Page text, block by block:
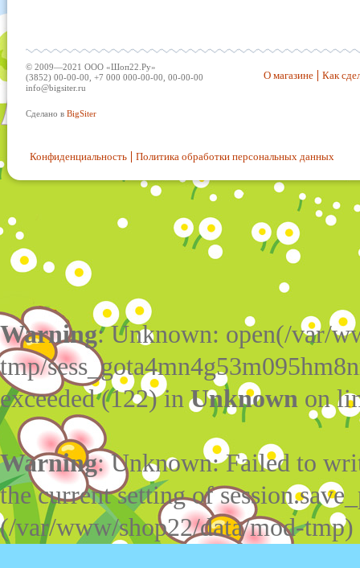
© 2009—2021 ООО «Шоп22.Ру»
(3852) 00-00-00, +7 000 000-00-00, 00-00-00
info@bigsiter.ru
Сделано в BigSiter
О магазине Как
Конфиденциальность Политика обработки персональных данных
Warning: Unknown: open(/var/
tmp/
exceeded (122) inUnknown on
Warning: Unknown: Failed to
the current setting of
(/var/www/shop22/data/mod-